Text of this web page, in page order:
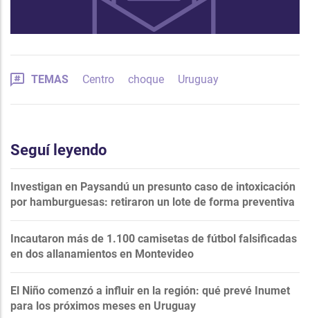
TEMAS Centro choque Uruguay
Seguí leyendo
Investigan en Paysandú un presunto caso de intoxicación
por hamburguesas: retiraron un lote de forma preventiva
Incautaron más de 1.100 camisetas de fútbol falsificadas
en dos allanamientos en Montevideo
El Niño comenzó a influir en la región: qué prevé Inumet
para los próximos meses en Uruguay